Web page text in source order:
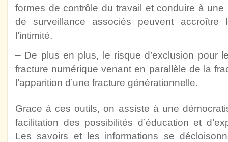
formes de contrôle du travail et conduire à une
de surveillance associés peuvent
l’intimité.
– De plus en plus, le risque d’exclusion pour
fracture numérique venant en parallèle de la
l’apparition d’une fracture générationnelle.
Grace à ces outils, on assiste à une
facilitation des possibilités d’éducation et
Les savoirs et les informations se